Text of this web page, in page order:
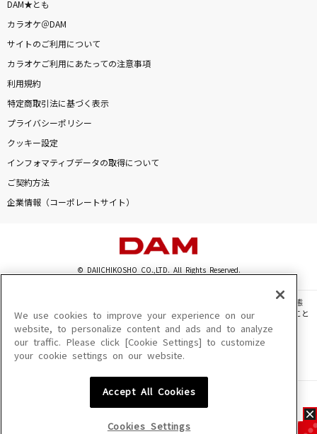
DAM★とも
カラオケ＠DAM
サイトのご利用について
カラオケご利用にあたっての注意事項
利用規約
特定商取引法に基づく表示
プライバシーポリシー
クッキー設定
インフォマティブデータの取得について
ご契約方法
企業情報（コーポレートサイト）
© DAIICHIKOSHO CO.,LTD. All Rights Reserved.
このサイトに掲載されている一切の文章・画像・写真・動画・音声等を、手段や形態
を問わず、著作権法の定める範囲を超えて無断で複製、転載、ファイル化などすること
を禁じます。
楽曲及びコンテンツは、機種によりご利用いただけない場合があります。
楽曲及びコンテンツの配信日、配信内容が変更になる場合があります。
We use cookies to improve your experience on our
website, to personalize content and ads and to analyze
our traffic. Please click [Cookie Settings] to customize
your cookie settings on our website.
Accept All Cookies
Cookies Settings